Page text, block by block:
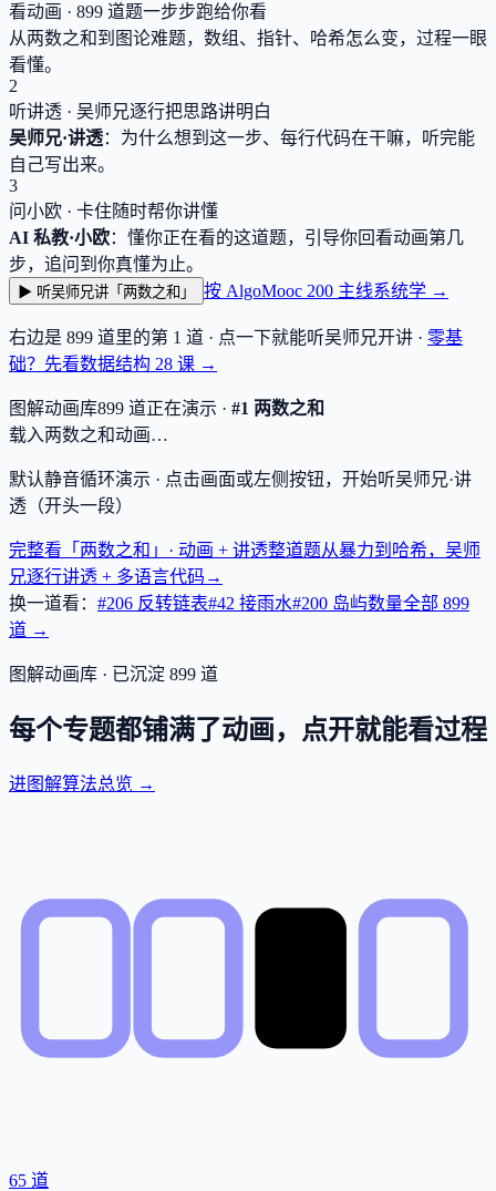
看动画 · 899 道题一步步跑给你看
从两数之和到图论难题，数组、指针、哈希怎么变，过程一眼
看懂。
2
听讲透 · 吴师兄逐行把思路讲明白
吴师兄·讲透：为什么想到这一步、每行代码在干嘛，听完能
自己写出来。
3
问小欧 · 卡住随时帮你讲懂
AI 私教·小欧：懂你正在看的这道题，引导你回看动画第几
步，追问到你真懂为止。
▶ 听吴师兄讲「两数之和」 按 AlgoMooc 200 主线系统学 →
右边是 899 道里的第 1 道 · 点一下就能听吴师兄开讲 · 零基
础？先看数据结构 28 课 →
图解动画库899 道正在演示 · #1 两数之和
载入两数之和动画…
默认静音循环演示 · 点击画面或左侧按钮，开始听吴师兄·讲
透（开头一段）
完整看「两数之和」· 动画 + 讲透整道题从暴力到哈希，吴师
兄逐行讲透 + 多语言代码 →
换一道看： #206 反转链表#42 接雨水#200 岛屿数量全部 899
道 →
图解动画库 · 已沉淀 899 道
每个专题都铺满了动画，点开就能看过程
进图解算法总览 →
65 道